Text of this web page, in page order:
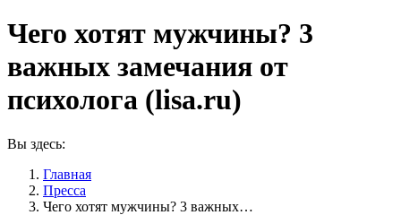
Чего хотят мужчины? 3
важных замечания от
психолога (lisa.ru)
Вы здесь:
Главная
Пресса
Чего хотят мужчины? 3 важных…